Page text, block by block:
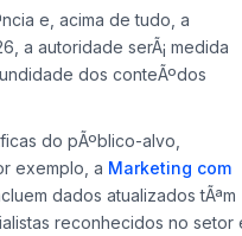
e, acima de tudo, a
a autoridade serÃ¡ medida
dos conteÃºdos
do pÃºblico-alvo,
exemplo, aMarketing com
dados atualizados tÃªm